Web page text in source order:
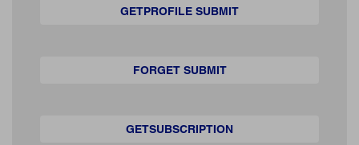
GETPROFILE SUBMIT
FORGET SUBMIT
GETSUBSCRIPTION